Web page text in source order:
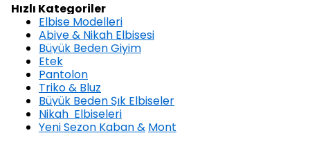
Hızlı Kategoriler
Elbise Modelleri
Abiye & Nikah Elbisesi
Büyük Beden Giyim
Etek
Pantolon
Triko & Bluz
Büyük Beden Şık Elbiseler
Nikah Elbiseleri
Yeni Sezon Kaban & Mont